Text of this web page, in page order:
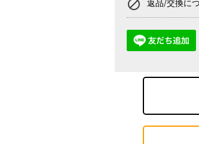
block 返品/交換に